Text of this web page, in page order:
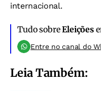
internacional.
Tudo sobreEleições
Entre no canal do
Leia Também: